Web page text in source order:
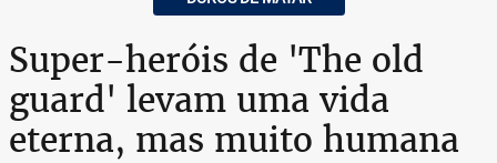
Super-heróis de 'The old
guard' levam uma vida
eterna, mas muito humana